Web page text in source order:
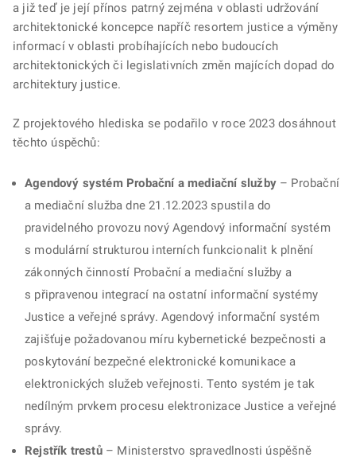
a již teď je její přínos patrný zejména v oblasti udržování
architektonické koncepce napříč resortem justice a výměny
informací v oblasti probíhajících nebo budoucích
architektonických či legislativních změn majících dopad do
architektury justice.
Z projektového hlediska se podařilo v roce 2023 dosáhnout
těchto úspěchů:
Agendový systém Probační a mediační služby– Probační
a mediační služba dne 21.12.2023 spustila do
pravidelného provozu nový Agendový informační systém
s modulární strukturou interních funkcionalit k plnění
zákonných činností Probační a mediační služby a
s připravenou integrací na ostatní informační systémy
Justice a veřejné správy. Agendový informační systém
zajišťuje požadovanou míru kybernetické bezpečnosti a
poskytování bezpečné elektronické komunikace a
elektronických služeb veřejnosti. Tento systém je tak
nedílným prvkem procesu elektronizace Justice a veřejné
správy.
Rejstřík trestů– Ministerstvo spravedlnosti úspěšně